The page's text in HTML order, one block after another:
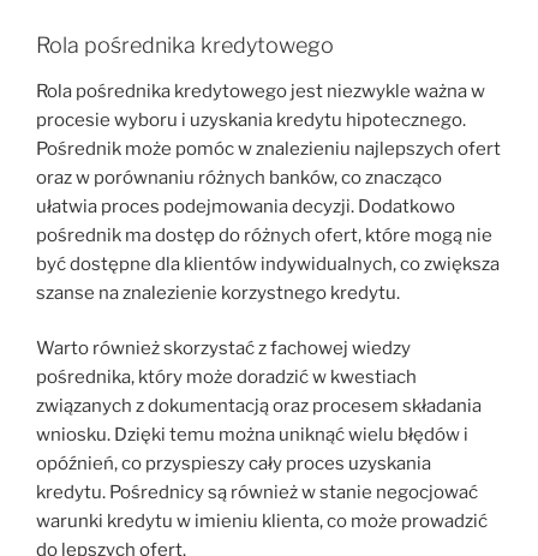
Rola pośrednika kredytowego
Rola pośrednika kredytowego jest niezwykle ważna w
procesie wyboru i uzyskania kredytu hipotecznego.
Pośrednik może pomóc w znalezieniu najlepszych ofert
oraz w porównaniu różnych banków, co znacząco
ułatwia proces podejmowania decyzji. Dodatkowo
pośrednik ma dostęp do różnych ofert, które mogą nie
być dostępne dla klientów indywidualnych, co zwiększa
szanse na znalezienie korzystnego kredytu.
Warto również skorzystać z fachowej wiedzy
pośrednika, który może doradzić w kwestiach
związanych z dokumentacją oraz procesem składania
wniosku. Dzięki temu można uniknąć wielu błędów i
opóźnień, co przyspieszy cały proces uzyskania
kredytu. Pośrednicy są również w stanie negocjować
warunki kredytu w imieniu klienta, co może prowadzić
do lepszych ofert.